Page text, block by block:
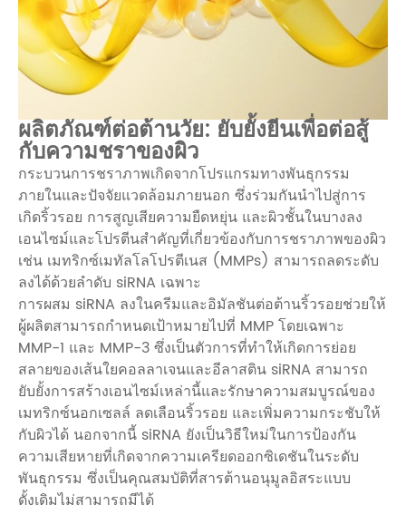
ผลิตภัณฑ์ต่อต้านวัย: ยับยั้งยีนเพื่อต่อสู้
กับความชราของผิว
กระบวนการชราภาพเกิดจากโปรแกรมทางพันธุกรรม
ภายในและปัจจัยแวดล้อมภายนอก ซึ่งร่วมกันนำไปสู่การ
เกิดริ้วรอย การสูญเสียความยืดหยุ่น และผิวชั้นในบางลง
เอนไซม์และโปรตีนสำคัญที่เกี่ยวข้องกับการชราภาพของผิว
เช่น เมทริกซ์เมทัลโลโปรตีเนส (MMPs) สามารถลดระดับ
ลงได้ด้วยลำดับ siRNA เฉพาะ
การผสม siRNA ลงในครีมและอิมัลชันต่อต้านริ้วรอยช่วยให้
ผู้ผลิตสามารถกำหนดเป้าหมายไปที่ MMP โดยเฉพาะ
MMP-1 และ MMP-3 ซึ่งเป็นตัวการที่ทำให้เกิดการย่อย
สลายของเส้นใยคอลลาเจนและอีลาสติน siRNA สามารถ
ยับยั้งการสร้างเอนไซม์เหล่านี้และรักษาความสมบูรณ์ของ
เมทริกซ์นอกเซลล์ ลดเลือนริ้วรอย และเพิ่มความกระชับให้
กับผิวได้ นอกจากนี้ siRNA ยังเป็นวิธีใหม่ในการป้องกัน
ความเสียหายที่เกิดจากความเครียดออกซิเดชันในระดับ
พันธุกรรม ซึ่งเป็นคุณสมบัติที่สารต้านอนุมูลอิสระแบบ
ดั้งเดิมไม่สามารถมีได้